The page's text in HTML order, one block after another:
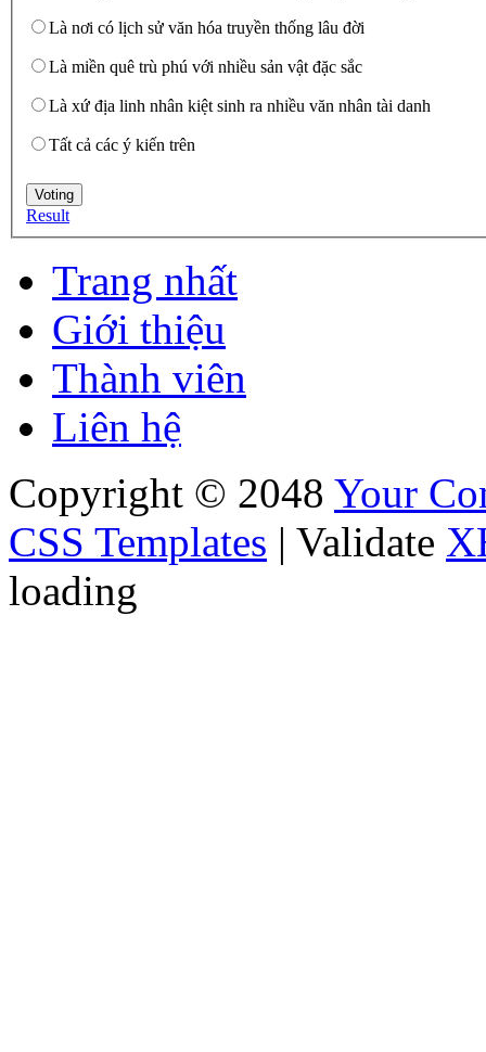
Là nơi có lịch sử văn hóa truyền thống lâu đời
Là miền quê trù phú với nhiều sản vật đặc sắc
Là xứ địa linh nhân kiệt sinh ra nhiều văn nhân tài danh
Tất cả các ý kiến trên
Result
Trang nhất
Giới thiệu
Thành viên
Liên hệ
Copyright © 2048 Your
CSS Templates | Validate
loading